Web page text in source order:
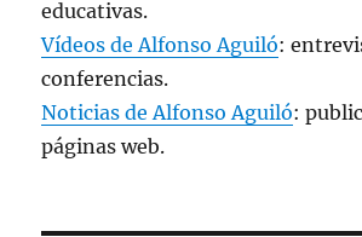
educativas.
Vídeos de Alfonso Aguiló:
conferencias.
Noticias de Alfonso Aguiló:
páginas web.